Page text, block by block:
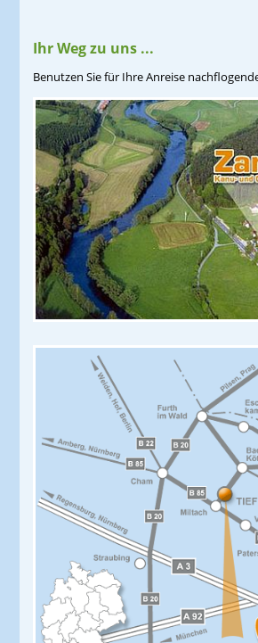
Ihr Weg zu uns ...
Benutzen Sie für Ihre Anreise